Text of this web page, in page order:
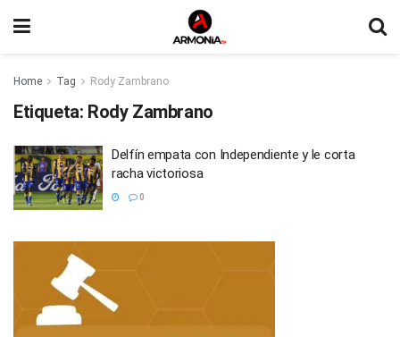
Home Tag Rody Zambrano
Etiqueta: Rody Zambrano
Delfín empata con Independiente y le corta
racha victoriosa
0